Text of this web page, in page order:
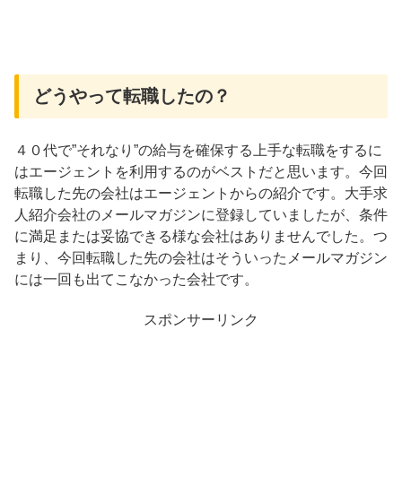
どうやって転職したの？
４０代で”それなり”の給与を確保する上手な転職をするに
はエージェントを利用するのがベストだと思います。今回
転職した先の会社はエージェントからの紹介です。大手求
人紹介会社のメールマガジンに登録していましたが、条件
に満足または妥協できる様な会社はありませんでした。つ
まり、今回転職した先の会社はそういったメールマガジン
には一回も出てこなかった会社です。
スポンサーリンク